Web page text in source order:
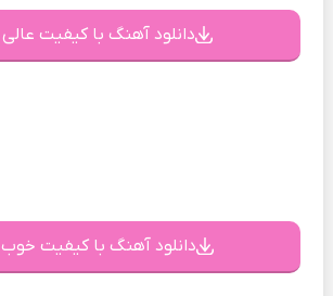
دانلود آهنگ با کیفیت عالی 320
دانلود آهنگ با کیفیت خوب 128